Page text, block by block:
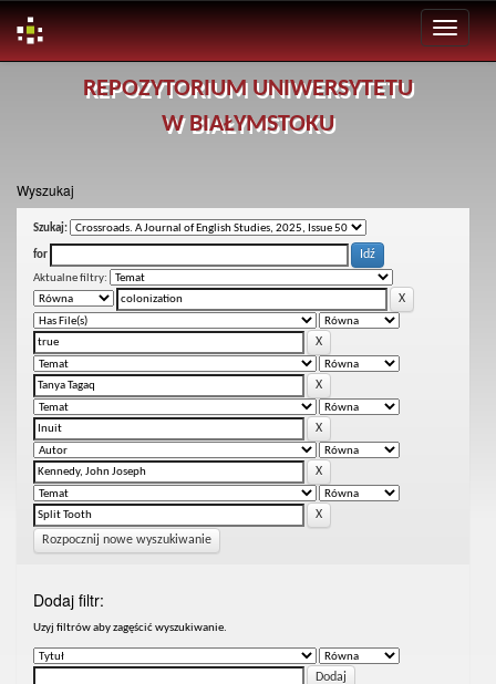
REPOZYTORIUM UNIWERSYTETU
W BIAŁYMSTOKU
Wyszukaj
Szukaj:
for
Aktualne filtry:
Rozpocznij nowe wyszukiwanie
Dodaj filtr:
Uzyj filtrów aby zagęścić wyszukiwanie.